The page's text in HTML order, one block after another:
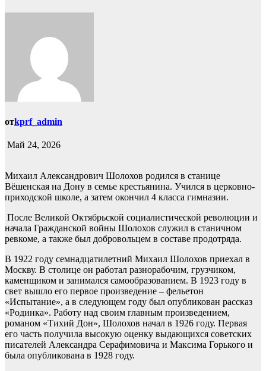
отkprf_admin
Май 24, 2026
Михаил Александрович Шолохов родился в станице
Вёшенская на Дону в семье крестьянина. Учился в церковно-
приходской школе, а затем окончил 4 класса гимназии.
После Великой Октябрьской социалистической революции и
начала Гражданской войны Шолохов служил в станичном
ревкоме, а также был добровольцем в составе продотряда.
В 1922 году семнадцатилетний Михаил Шолохов приехал в
Москву. В столице он работал разнорабочим, грузчиком,
каменщиком и занимался самообразованием. В 1923 году в
свет вышло его первое произведение – фельетон
«Испытание», а в следующем году был опубликован рассказ
«Родинка». Работу над своим главным произведением,
романом «Тихий Дон», Шолохов начал в 1926 году. Первая
его часть получила высокую оценку выдающихся советских
писателей Александра Серафимовича и Максима Горького и
была опубликована в 1928 году.